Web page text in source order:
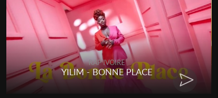
RAP IVOIRE
YILIM - BONNE PLACE